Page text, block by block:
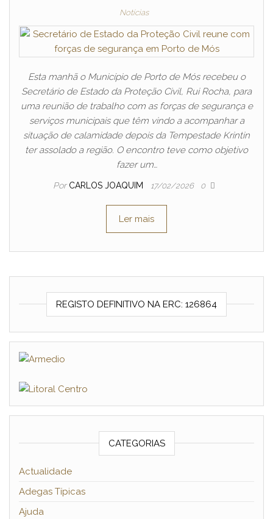
Notícias
Esta manhã o Município de Porto de Mós recebeu o
Secretário de Estado da Proteção Civil, Rui Rocha, para
uma reunião de trabalho com as forças de segurança e
serviços municipais que têm vindo a acompanhar a
situação de calamidade depois da Tempestade Krintin
ter assolado a região. O encontro teve como objetivo
fazer um…
Por CARLOS JOAQUIM 17/02/2026 0
Ler mais
REGISTO DEFINITIVO NA ERC: 126864
CATEGORIAS
Actualidade
Adegas Típicas
Ajuda